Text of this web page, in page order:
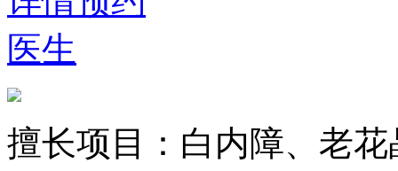
医生
擅长项目： 白内障、老